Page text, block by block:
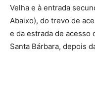
Velha e à entrada
Abaixo), do trevo de
e da estrada de acesso
Santa Bárbara, depois